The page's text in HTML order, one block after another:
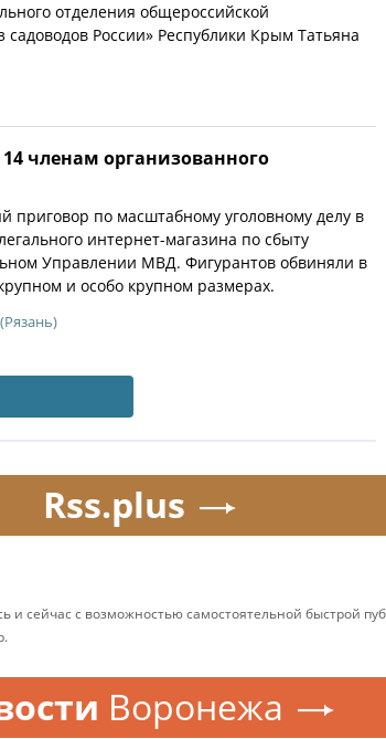
отделения общероссийской
России» Республики Крым Татьяна
членам организованного
приговор по масштабному уголовному делу в
интернет-магазина по сбыту
Управлении МВД. Фигурантов обвиняли в
и особо крупном размерах.
Rss.plus
и сейчас с возможностью самостоятельной быстрой
Воронежа